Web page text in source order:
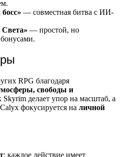
— совместная битва с ИИ-
— простой, но
RPG благодаря
свободы и
Skyrim делает упор на масштаб, а
фокусируется на личной
: каждое действие имеет